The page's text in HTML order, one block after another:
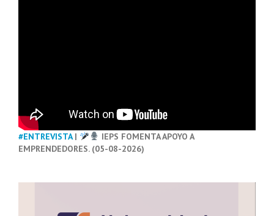
#ENTREVISTA|
IEPS FOMENTA APOYO A
EMPRENDEDORES. (05-08-2026)